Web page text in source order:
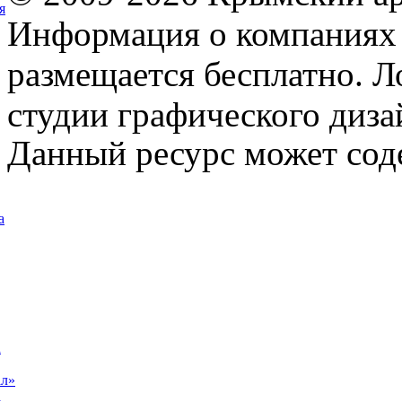
Информация о компаниях
размещается бесплатно.
студии графического
Данный ресурс может